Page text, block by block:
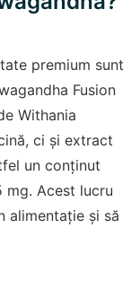
premium sunt
Fusion
Withania
ci și extract
un conținut
Acest lucru
alimentație și să